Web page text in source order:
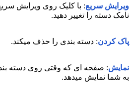
ویرایش سریع: با کلیک روی ویرایش
نامک دسته را تغییر دهید.
پاک کردن: دسته بندی را حذف میکند.
نمایش: صفحه ای که وقتی روی دسته
به شما نمایش میدهد.